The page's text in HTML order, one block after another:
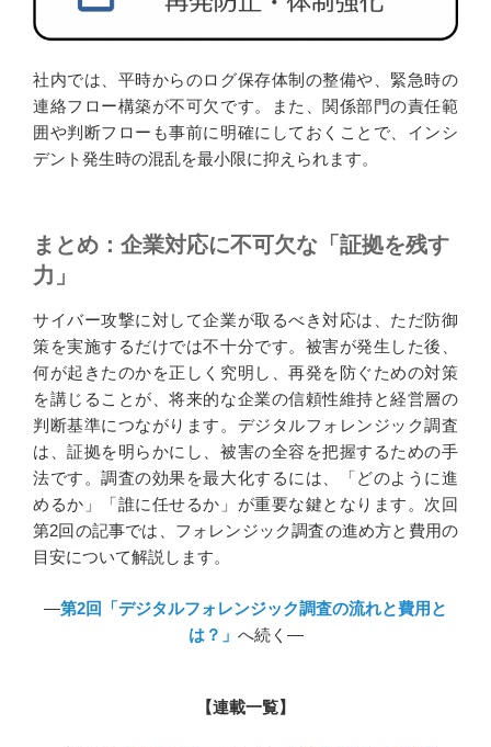
社内では、平時からのログ保存体制の整備や、緊急時の
連絡フロー構築が不可欠です。また、関係部門の責任範
囲や判断フローも事前に明確にしておくことで、インシ
デント発生時の混乱を最小限に抑えられます。
まとめ：企業対応に不可欠な「証拠を残す
力」
サイバー攻撃に対して企業が取るべき対応は、ただ防御
策を実施するだけでは不十分です。被害が発生した後、
何が起きたのかを正しく究明し、再発を防ぐための対策
を講じることが、将来的な企業の信頼性維持と経営層の
判断基準につながります。デジタルフォレンジック調査
は、証拠を明らかにし、被害の全容を把握するための手
法です。調査の効果を最大化するには、「どのように進
めるか」「誰に任せるか」が重要な鍵となります。次回
第2回の記事では、フォレンジック調査の進め方と費用の
目安について解説します。
―第2回「デジタルフォレンジック調査の流れと費用と
は？」 へ続く―
【連載一覧】